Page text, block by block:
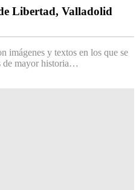
Libertad, Valladolid
imágenes y textos en los que se
de mayor historia…